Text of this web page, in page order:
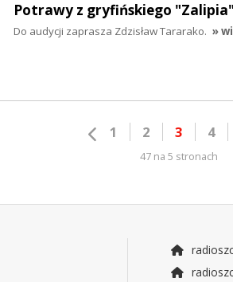
Potrawy z gryfińskiego "Zalipia"
Do audycji zaprasza Zdzisław Tararako. »
1 2 3 4
47 na 5 stronach